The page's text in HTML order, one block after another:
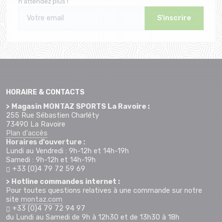
S'inscrire
HORAIRE & CONTACTS
> Magasin MONTAZ SPORTS La Ravoire :
255 Rue Sébastien Charléty
73490 La Ravoire
Plan d'accès
Horaires d'ouverture :
Lundi au Vendredi : 9h-12h et 14h-19h
Samedi : 9h-12h et 14h-19h
+33 (0)4 79 72 59 69
> Hotline commandes internet :
Pour toutes questions relatives à une commande sur notre
site montaz.com
+33 (0)4 79 72 94 97
du Lundi au Samedi de 9h à 12h30 et de 13h30 à 18h